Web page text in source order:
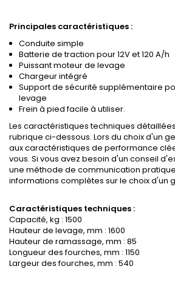
Principales caractéristiques :
Conduite simple
Batterie de traction pour 12V et 120 A/h
Puissant moteur de levage
Chargeur intégré
Support de sécurité supplémentaire
levage
Frein à pied facile à utiliser.
Les caractéristiques techniques
rubrique ci-dessous. Lors du choix d'un
aux caractéristiques de performance
vous. Si vous avez besoin d'un conseil
une méthode de communication
informations complètes sur le choix d'un
Caractéristiques techniques :
Capacité, kg : 1500
Hauteur de levage, mm : 1600
Hauteur de ramassage, mm : 85
Longueur des fourches, mm : 1150
Largeur des fourches, mm : 540